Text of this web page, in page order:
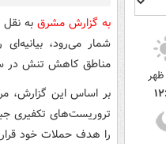
ظهر
به گزارش مشرق به
شمار می‌رود،
مناطق کاهش تنش در
بر اساس این گزارش،
را هدف حملات خود قرار